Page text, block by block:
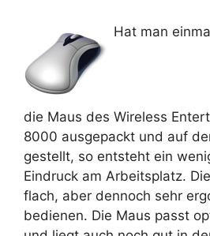
Hat man
die Maus des Wireless
8000 ausgepackt und auf
gestellt, so entsteht ein
Eindruck am Arbeitsplatz.
flach, aber dennoch sehr
bedienen. Die Maus passt